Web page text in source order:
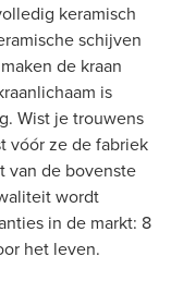
keramisch
schijven
de kraan
is
Wist je trouwens
vóór ze de fabriek
van de bovenste
wordt
in de markt: 8
het leven.